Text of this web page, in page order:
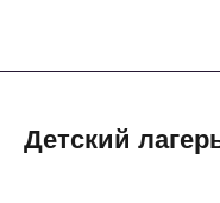
Детский